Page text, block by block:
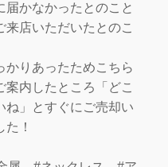
届かなかったとのこと
来店いただいたとのこ
かりあったためこちら
案内したところ「どこ
ね」とすぐにご売却い
た！